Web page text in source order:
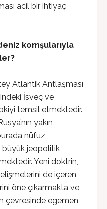
acil bir ihtiyaç
komşularıyla
Atlantik Antlaşması
İsveç ve
temsil etmektedir.
yakın
nüfuz
büyük jeopolitik
Yeni doktrin,
de içeren
öne çıkarmakta ve
çevresinde egemen